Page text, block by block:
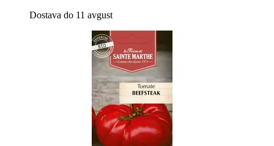
Dostava do 11 avgust